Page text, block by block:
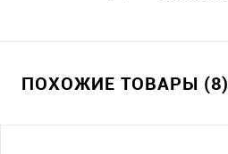
ПОХОЖИЕ ТОВАРЫ (8)